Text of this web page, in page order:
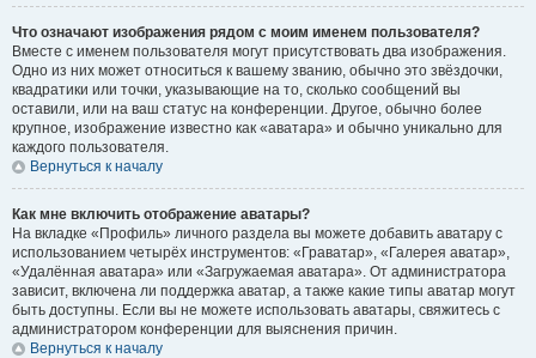
Что означают изображения рядом с моим именем пользователя?
Вместе с именем пользователя могут присутствовать два изображения.
Одно из них может относиться к вашему званию, обычно это звёздочки,
квадратики или точки, указывающие на то, сколько сообщений вы
оставили, или на ваш статус на конференции. Другое, обычно более
крупное, изображение известно как «аватара» и обычно уникально для
каждого пользователя.
Вернуться к началу
Как мне включить отображение аватары?
На вкладке «Профиль» личного раздела вы можете добавить аватару с
использованием четырёх инструментов: «Граватар», «Галерея аватар»,
«Удалённая аватара» или «Загружаемая аватара». От администратора
зависит, включена ли поддержка аватар, а также какие типы аватар могут
быть доступны. Если вы не можете использовать аватары, свяжитесь с
администратором конференции для выяснения причин.
Вернуться к началу